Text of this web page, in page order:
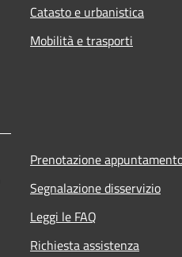
Catasto e urbanistica
Mobilità e trasporti
Prenotazione
Segnalazione disservizio
Leggi le FAQ
Richiesta assistenza